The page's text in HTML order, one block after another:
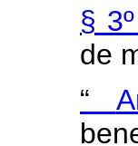
§ 3º
de
“